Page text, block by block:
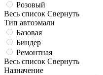
Розовый
Весь список Свернуть
Тип автоэмали
Базовая
Биндер
Ремонтная
Весь список Свернуть
Назначение